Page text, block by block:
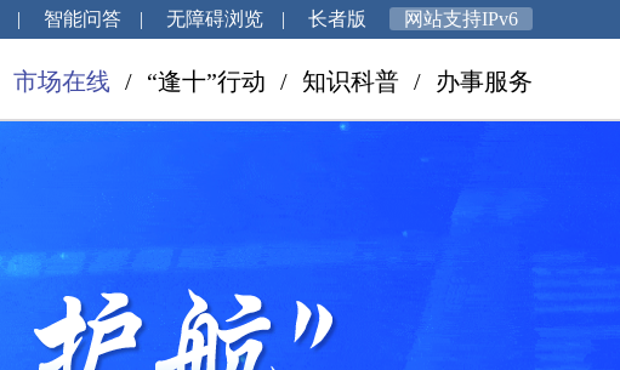
| 智能问答 | 无障碍浏览 | 长者版 网站支持IPv6
市场在线 / “逢十”行动 / 知识科普 / 办事服务